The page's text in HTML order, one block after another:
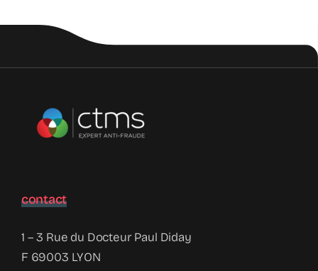
contact
1 – 3 Rue du Docteur Paul Diday
F 69003 LYON